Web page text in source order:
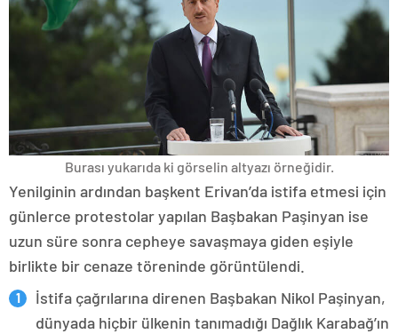
Burası yukarıda ki görselin altyazı örneğidir.
Yenilginin ardından başkent Erivan’da istifa etmesi için
günlerce protestolar yapılan Başbakan Paşinyan ise
uzun süre sonra cepheye savaşmaya giden eşiyle
birlikte bir cenaze töreninde görüntülendi.
İstifa çağrılarına direnen Başbakan Nikol Paşinyan,
dünyada hiçbir ülkenin tanımadığı Dağlık Karabağ’ın